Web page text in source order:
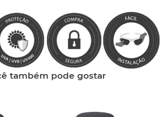
também pode gostar